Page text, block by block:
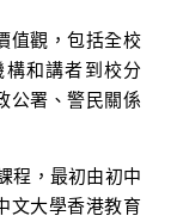
值觀，包括全校
和講者到校分
公署、警民關係
程，最初由初中
文大學香港教育